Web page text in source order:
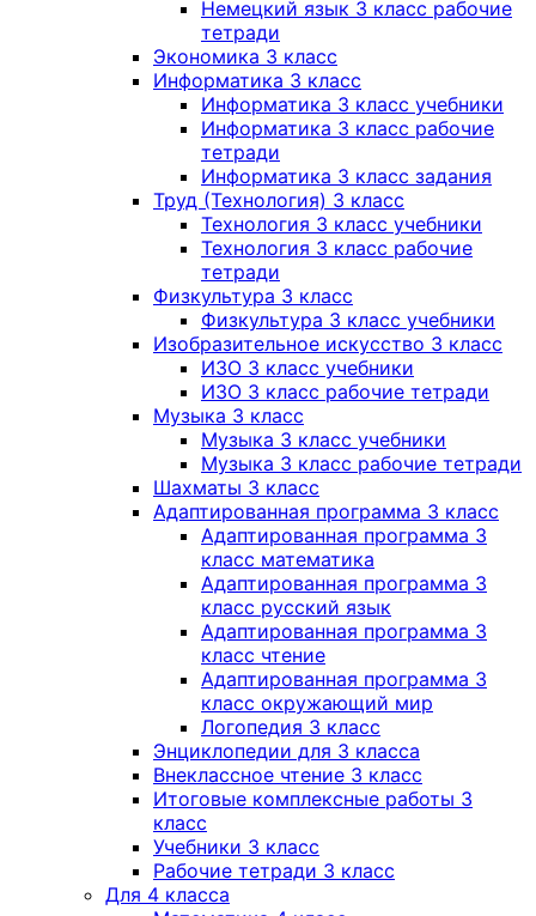
Немецкий язык 3 класс рабочие
тетради
Экономика 3 класс
Информатика 3 класс
Информатика 3 класс учебники
Информатика 3 класс рабочие
тетради
Информатика 3 класс задания
Труд (Технология) 3 класс
Технология 3 класс учебники
Технология 3 класс рабочие
тетради
Физкультура 3 класс
Физкультура 3 класс учебники
Изобразительное искусство 3 класс
ИЗО 3 класс учебники
ИЗО 3 класс рабочие тетради
Музыка 3 класс
Музыка 3 класс учебники
Музыка 3 класс рабочие тетради
Шахматы 3 класс
Адаптированная программа 3 класс
Адаптированная программа 3
класс математика
Адаптированная программа 3
класс русский язык
Адаптированная программа 3
класс чтение
Адаптированная программа 3
класс окружающий мир
Логопедия 3 класс
Энциклопедии для 3 класса
Внеклассное чтение 3 класс
Итоговые комплексные работы 3
класс
Учебники 3 класс
Рабочие тетради 3 класс
Для 4 класса